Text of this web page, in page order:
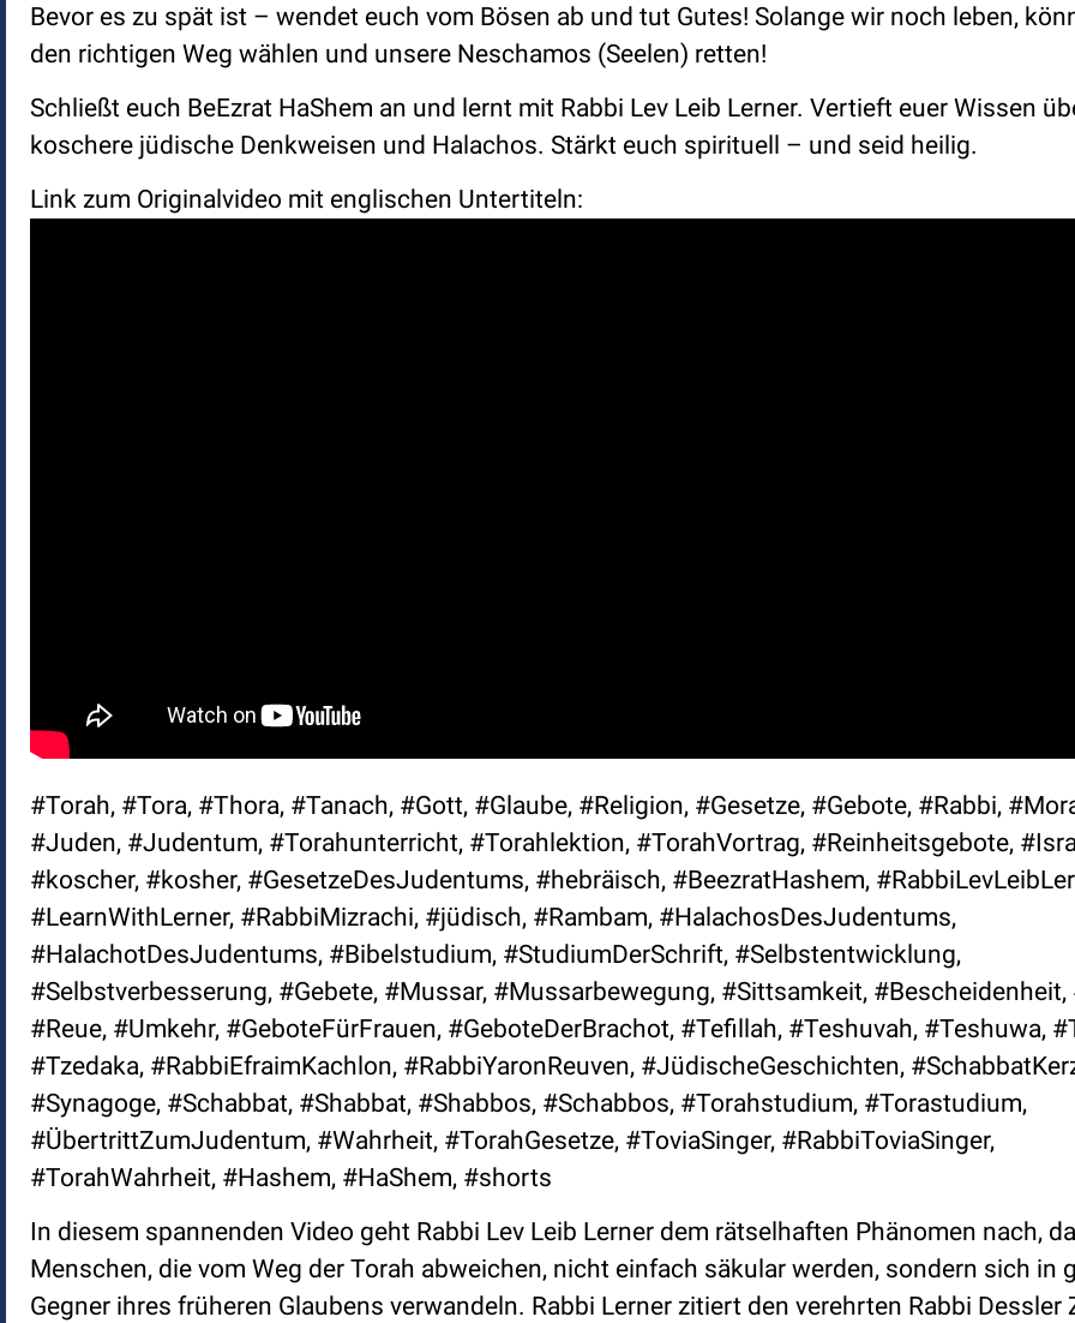
Bevor es zu spät ist – wendet euch vom Bösen ab und tut Gutes! Solange wir noch leben,
den richtigen Weg wählen und unsere Neschamos (Seelen) retten!
Schließt euch BeEzrat HaShem an und lernt mit Rabbi Lev Leib Lerner. Vertieft euer Wissen
koschere jüdische Denkweisen und Halachos. Stärkt euch spirituell – und seid heilig.
Link zum Originalvideo mit englischen Untertiteln:
#Torah, #Tora, #Thora, #Tanach, #Gott, #Glaube, #Religion, #Gesetze, #Gebote, #Rabbi,
#Juden, #Judentum, #Torahunterricht, #Torahlektion, #TorahVortrag, #Reinheitsgebote,
#koscher, #kosher, #GesetzeDesJudentums, #hebräisch, #BeezratHashem,
#LearnWithLerner, #RabbiMizrachi, #jüdisch, #Rambam, #HalachosDesJudentums,
#HalachotDesJudentums, #Bibelstudium, #StudiumDerSchrift, #Selbstentwicklung,
#Selbstverbesserung, #Gebete, #Mussar, #Mussarbewegung, #Sittsamkeit, #Bescheidenheit,
#Reue, #Umkehr, #GeboteFürFrauen, #GeboteDerBrachot, #Tefillah, #Teshuvah, #Teshuwa,
#Tzedaka, #RabbiEfraimKachlon, #RabbiYaronReuven, #JüdischeGeschichten,
#Synagoge, #Schabbat, #Shabbat, #Shabbos, #Schabbos, #Torahstudium, #Torastudium,
#ÜbertrittZumJudentum, #Wahrheit, #TorahGesetze, #ToviaSinger, #RabbiToviaSinger,
#TorahWahrheit, #Hashem, #HaShem, #shorts
In diesem spannenden Video geht Rabbi Lev Leib Lerner dem rätselhaften Phänomen nach,
Menschen, die vom Weg der Torah abweichen, nicht einfach säkular werden, sondern sich in
Gegner ihres früheren Glaubens verwandeln. Rabbi Lerner zitiert den verehrten Rabbi Dessler